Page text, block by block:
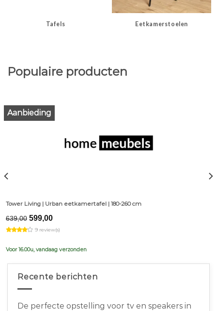
Tafels Eetkamerstoelen
Populaire producten
Aanbieding
Tower Living | Urban eetkamertafel | 180-260 cm
639,00 Original
price
was:
599,00Current
is:
9 review(s)
Voor 16.00u, vandaag verzonden
Recente berichten
De perfecte opstelling voor tv en speakers in